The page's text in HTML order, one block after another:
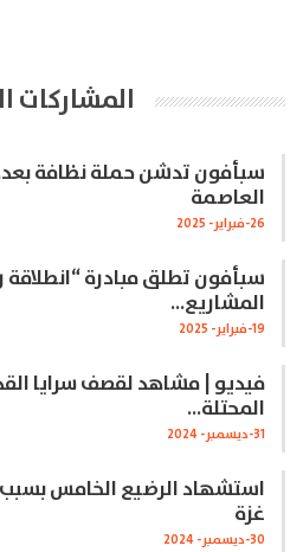
المشاركات
سبأفون تدشن حملة نظافة
العاصمة
26-فبراير- 2025
سبأفون تطلق مبادرة
المشاريع…
19-فبراير- 2025
فيديو | مشاهد لقصف سرايا
المحتلة…
31-ديسمبر- 2024
استشهاد الرضيع الخامس
غزة
30-ديسمبر- 2024